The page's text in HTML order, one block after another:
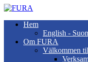
Hem
English -
Om FURA
Välkommen